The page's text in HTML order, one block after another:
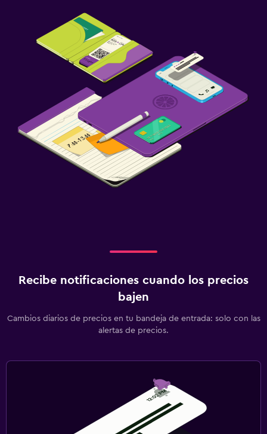
Recibe notificaciones cuando los precios
bajen
Cambios diarios de precios en tu bandeja de entrada: solo con las
alertas de precios.